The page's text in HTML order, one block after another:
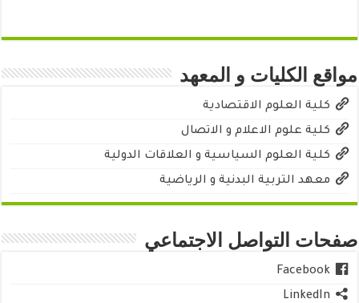
مواقع الكليات و المعهد
كلية العلوم الاقتصادية
كلية علوم الاعلام و الاتصال
كلية العلوم السياسية و العلاقات الدولية
معهد التربية البدنية و الرياضية
صفحات التواصل الاجتماعي
Facebook
LinkedIn